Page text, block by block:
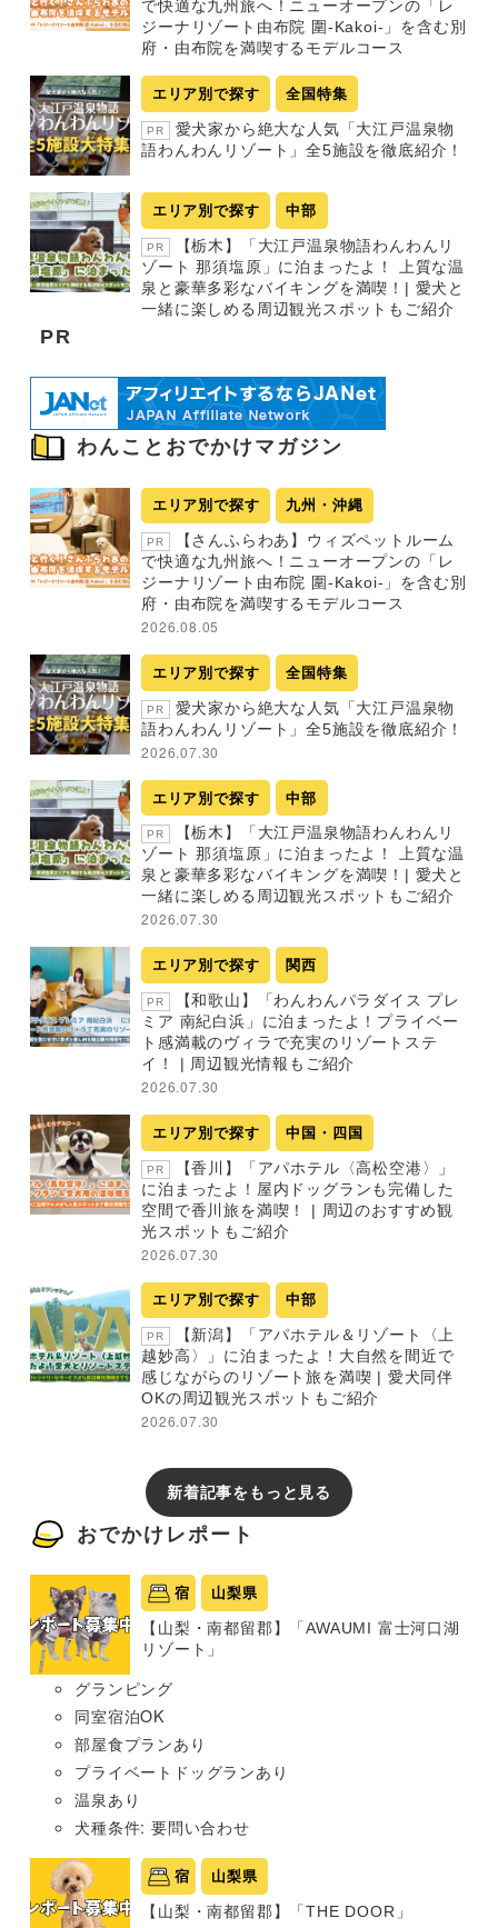
で快適な九州旅へ！ニューオープンの「レ
ジーナリゾート由布院 圍-Kakoi-」を含む別
府・由布院を満喫するモデルコース
エリア別で探す 全国特集
PR
愛犬家から絶大な人気「大江戸温泉物
語わんわんリゾート」全5施設を徹底紹介！
エリア別で探す 中部
PR
【栃木】「大江戸温泉物語わんわんリ
ゾート 那須塩原」に泊まったよ！ 上質な温
泉と豪華多彩なバイキングを満喫！| 愛犬と
一緒に楽しめる周辺観光スポットもご紹介
PR
わんことおでかけマガジン
エリア別で探す 九州・沖縄
PR
【さんふらわあ】ウィズペットルーム
で快適な九州旅へ！ニューオープンの「レ
ジーナリゾート由布院 圍-Kakoi-」を含む別
府・由布院を満喫するモデルコース
2026.08.05
エリア別で探す 全国特集
PR
愛犬家から絶大な人気「大江戸温泉物
語わんわんリゾート」全5施設を徹底紹介！
2026.07.30
エリア別で探す 中部
PR
【栃木】「大江戸温泉物語わんわんリ
ゾート 那須塩原」に泊まったよ！ 上質な温
泉と豪華多彩なバイキングを満喫！| 愛犬と
一緒に楽しめる周辺観光スポットもご紹介
2026.07.30
エリア別で探す 関西
PR
【和歌山】「わんわんパラダイス プレ
ミア 南紀白浜」に泊まったよ！プライベー
ト感満載のヴィラで充実のリゾートステ
イ！ | 周辺観光情報もご紹介
2026.07.30
エリア別で探す 中国・四国
PR
【香川】「アパホテル〈高松空港〉」
に泊まったよ！屋内ドッグランも完備した
空間で香川旅を満喫！ | 周辺のおすすめ観
光スポットもご紹介
2026.07.30
エリア別で探す 中部
PR
【新潟】「アパホテル＆リゾート〈上
越妙高〉」に泊まったよ！大自然を間近で
感じながらのリゾート旅を満喫 | 愛犬同伴
OKの周辺観光スポットもご紹介
2026.07.30
新着記事をもっと見る
おでかけレポート
宿 山梨県
【山梨・南都留郡】「AWAUMI 富士河口湖
リゾート」
グランピング
同室宿泊OK
部屋食プランあり
プライベートドッグランあり
温泉あり
犬種条件: 要問い合わせ
宿 山梨県
【山梨・南都留郡】「THE DOOR」